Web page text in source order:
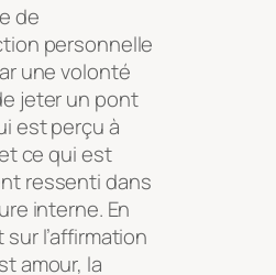
de
personnelle
une volonté
jeter un pont
est perçu à
ce qui est
ressenti dans
interne. En
sur l’affirmation
amour, la